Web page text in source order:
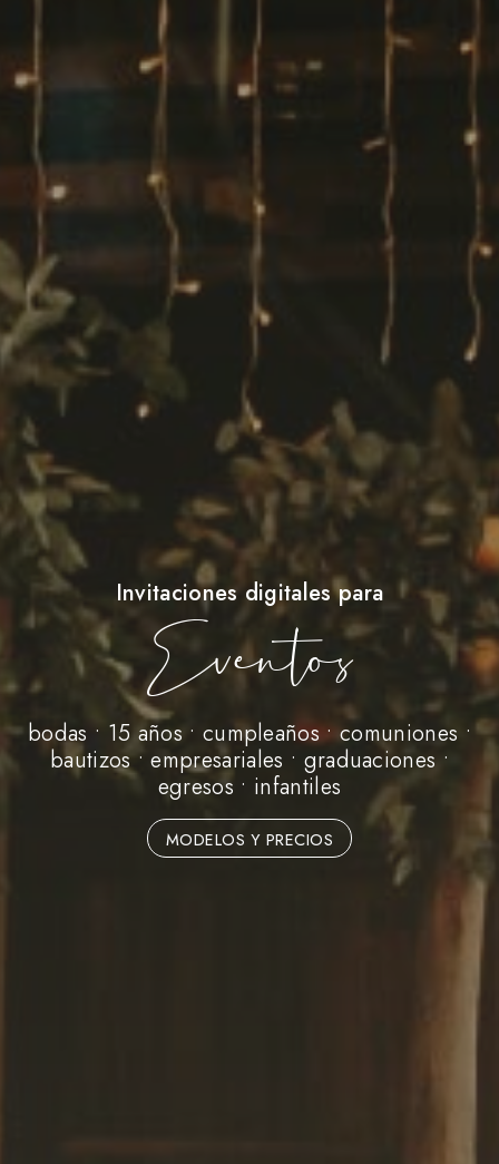
Invitaciones digitales para
Eventos
bodas • 15 años • cumpleaños • comuniones •
bautizos • empresariales • graduaciones •
egresos • infantiles
MODELOS Y PRECIOS